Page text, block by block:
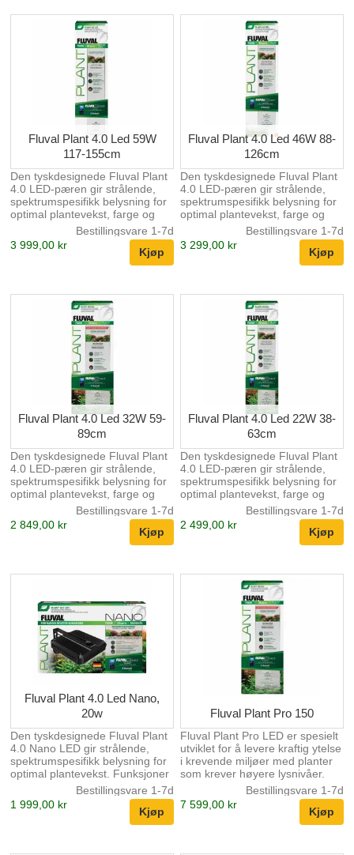
akvarielandskap. Med sin
programmerbare 24-timers
lyssyklus kan du enkelt
etterligne naturlige sol- og
måneinnstillinger, noe som gir
en virkelig naturlig
seeropplevelse. Aquasky 3.0
styres utelukkende via
FluvalConnect-mob...
akvarielandskap. Med sin
programmerbare 24-timers
lyssyklus kan du enkelt
etterligne naturlige sol- og
måneinnstillinger, noe som gir
en virkelig naturlig
seeropplevelse. Aquasky 3.0
styres utelukkende via
FluvalConnect-mob...
Fluval Plant 4.0 Led 59W
117-155cm
Den tyskdesignede Fluval Plant
4.0 LED-pæren gir strålende,
spektrumspesifikk belysning for
optimal plantevekst, farge og
helse. En overlegen CRI på 90
sikrer levende farger som gir liv
til akvariet ditt. Med
FluvalConnect-appen kan du
din, inkludert uavhengige
fargekanaler, en 24-timers
lyssyklus, dynamiske effekter,
forhåndsinnstilte miljøer og flere
akvariestyringsfunksjoner.
Lysenheten tilbyr avansert IP67-
beskyttelse mot vann, fuktighe...
Bestillingsvare 1-7d
3 999,00 kr
Fluval Plant 4.0 Led 46W 88-
126cm
Den tyskdesignede Fluval Plant
4.0 LED-pæren gir strålende,
spektrumspesifikk belysning for
optimal plantevekst, farge og
helse. En overlegen CRI på 90
sikrer levende farger som gir liv
til akvariet ditt. Med
FluvalConnect-appen kan du
din, inkludert uavhengige
fargekanaler, en 24-timers
lyssyklus, dynamiske effekter,
forhåndsinnstilte miljøer og flere
akvariestyringsfunksjoner.
Lysenheten tilbyr avansert IP67-
beskyttelse mot vann, fuktighe...
Bestillingsvare 1-7d
3 299,00 kr
Fluval Plant 4.0 Led 32W 59-
89cm
Den tyskdesignede Fluval Plant
4.0 LED-pæren gir strålende,
spektrumspesifikk belysning for
optimal plantevekst, farge og
helse. En overlegen CRI på 90
sikrer levende farger som gir liv
til akvariet ditt. Med
FluvalConnect-appen kan du
lyssyklus, dynamiske effekter,
forhåndsinnstilte miljøer og flere
akvariestyringsfunksjoner.
Lysenheten tilbyr avansert IP67-
beskyttelse mot vann, fuktighe...
Bestillingsvare 1-7d
2 849,00 kr
Fluval Plant 4.0 Led 22W 38-
63cm
Den tyskdesignede Fluval Plant
4.0 LED-pæren gir strålende,
spektrumspesifikk belysning for
optimal plantevekst, farge og
helse. En overlegen CRI på 90
sikrer levende farger som gir liv
til akvariet ditt. Med
FluvalConnect-appen kan du
din, inkludert uavhengige
fargekanaler, en 24-timers
lyssyklus, dynamiske effekter,
forhåndsinnstilte miljøer og flere
akvariestyringsfunksjoner.
Lysenheten tilbyr avansert IP67-
beskyttelse mot vann, fuktighe...
Bestillingsvare 1-7d
2 499,00 kr
Fluval Plant 4.0 Led Nano,
20w
Den tyskdesignede Fluval Plant
4.0 Nano LED gir strålende,
spektrumspesifikk belysning for
optimal plantevekst. Funksjoner
Kraftig fullspektret belysning for
maksimal plantevekst, farge og
helse Tilpassbare, uavhengig
kontrollerte fargekanaler
Bestillingsvare 1-7d
1 999,00 kr
Fluval Plant Pro 150
Fluval Plant Pro LED er spesielt
utviklet for å levere kraftig ytelse
i krevende miljøer med planter
som krever høyere lysnivåer.
Utstyrt med en avansert 90 CRI-
vurdering og høyytelses-LED-er
montert på dobbeltvinklede
lysbrett, gir Plant Pro ultrabredt,
Bestillingsvare 1-7d
7 599,00 kr